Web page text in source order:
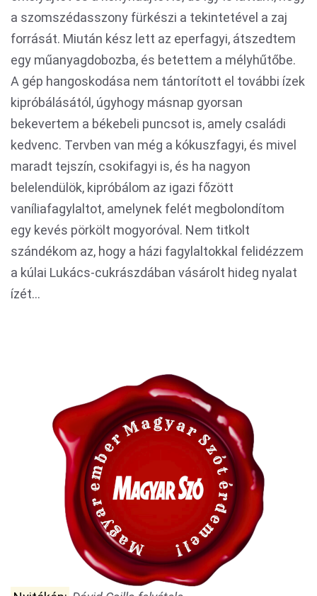
a szomszédasszony fürkészi a tekintetével a zaj
forrását. Miután kész lett az eperfagyi, átszedtem
egy műanyagdobozba, és betettem a mélyhűtőbe.
A gép hangoskodása nem tántorított el további ízek
kipróbálásától, úgyhogy másnap gyorsan
bekevertem a békebeli puncsot is, amely családi
kedvenc. Tervben van még a kókuszfagyi, és mivel
maradt tejszín, csokifagyi is, és ha nagyon
belelendülök, kipróbálom az igazi főzött
vaníliafagylaltot, amelynek felét megbolondítom
egy kevés pörkölt mogyoróval. Nem titkolt
szándékom az, hogy a házi fagylaltokkal felidézzem
a kúlai Lukács-cukrászdában vásárolt hideg nyalat
ízét...